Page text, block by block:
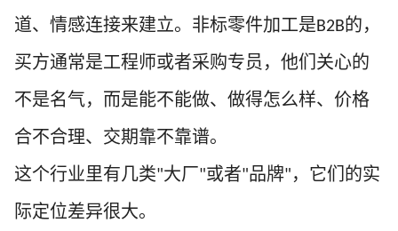
道、情感连接来建立。非标零件加工是B2B的，
买方通常是工程师或者采购专员，他们关心的
不是名气，而是能不能做、做得怎么样、价格
合不合理、交期靠不靠谱。
这个行业里有几类"大厂"或者"品牌" ，它们的实
际定位差异很大。